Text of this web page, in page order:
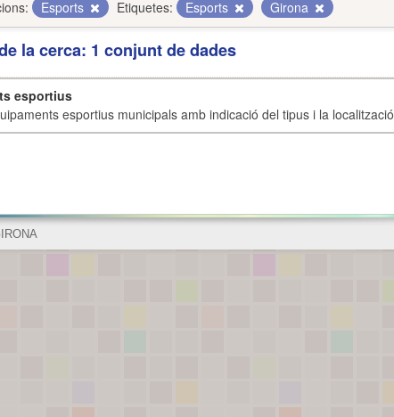
Esports Etiquetes: Esports Girona
la cerca: 1 conjunt de dades
esportius
esportius municipals amb indicació del tipus i la localització